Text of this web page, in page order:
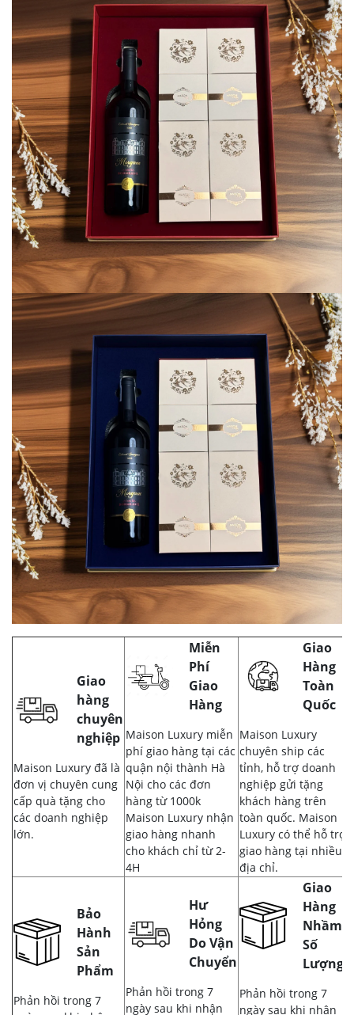
Giao
hàng
chuyên
nghiệp
Maison Luxury đã là
đơn vị chuyên cung
cấp quà tặng cho
các doanh nghiệp
lớn.
Miễn
Phí
Giao
Hàng
Maison Luxury miễn
phí giao hàng tại các
quận nội thành Hà
Nội cho các đơn
hàng từ 1000k
Maison Luxury nhận
giao hàng nhanh
cho khách chỉ từ 2-
4H
Giao
Hàng
Toàn
Quốc
Maison Luxury
chuyên ship các
tỉnh, hỗ trợ doanh
nghiệp gửi tặng
khách hàng trên
toàn quốc. Maison
Luxury có thể hỗ trợ
giao hàng tại nhiều
địa chỉ.
Bảo
Hành
Sản
Phẩm
Phản hồi trong 7
Hư
Hỏng
Do Vận
Chuyển
Phản hồi trong 7
ngày sau khi nhận
Giao
Hàng
Nhầm,
Số
Lượng
Phản hồi trong 7
ngày sau khi nhận